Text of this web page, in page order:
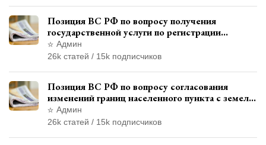
Позиция ВС РФ по вопросу получения
государственной услуги по регистрации
транспортного средства через представителя
Админ
26k статей / 15k подписчиков
Позиция ВС РФ по вопросу согласования
изменений границ населенного пункта с земель
лесного фонда
Админ
26k статей / 15k подписчиков